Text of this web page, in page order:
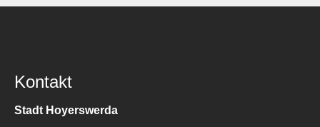
Kontakt
Stadt Hoyerswerda